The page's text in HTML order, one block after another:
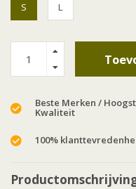
S L
Beste Merken /
Kwaliteit
100%